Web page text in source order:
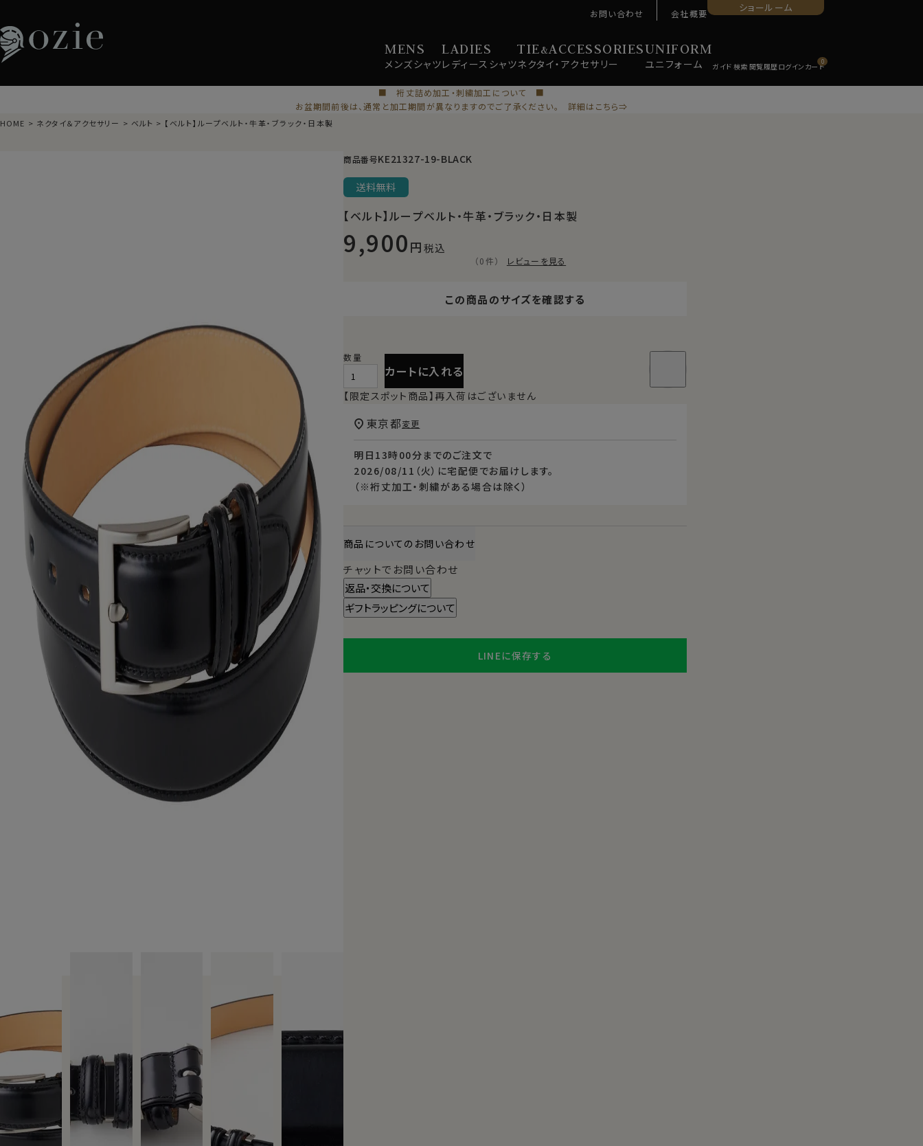
MENS
メンズシャツ
LADIES
レディース シャツ
TIE&ACCESSORIES
ネクタイ・ アクセサリー
UNIFORM
ユニ フォーム
お問い合わせ 会社概要 ショールーム
0
■ 裄丈詰め加工・刺繍加工について ■
お盆期間前後は、通常と加工期間が異なりますのでご了承ください。 詳細はこちら⇒
HOME ネクタイ＆アクセサリー ベルト 【ベルト】ループベルト・牛革・ブラック・日本製
商品番号KE21327-19-BLACK
送料無料
【ベルト】ループベルト・牛革・ブラック・日本製
9,900 税込
（0件） レビューを見る
この商品のサイズを確認する
カートに入れる
【限定スポット商品】再入荷はございません
明日 13時00分 までのご注文で
2026/08/11（火） に宅配便 でお届けします。
（※裄丈加工・刺繍がある場合は除く）
東京都変更
商品についてのお問い合わせ
チャットでお問い合わせ
返品・交換について
ギフトラッピングについて
LINEに保存する